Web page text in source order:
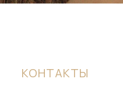
КОНТАКТЫ